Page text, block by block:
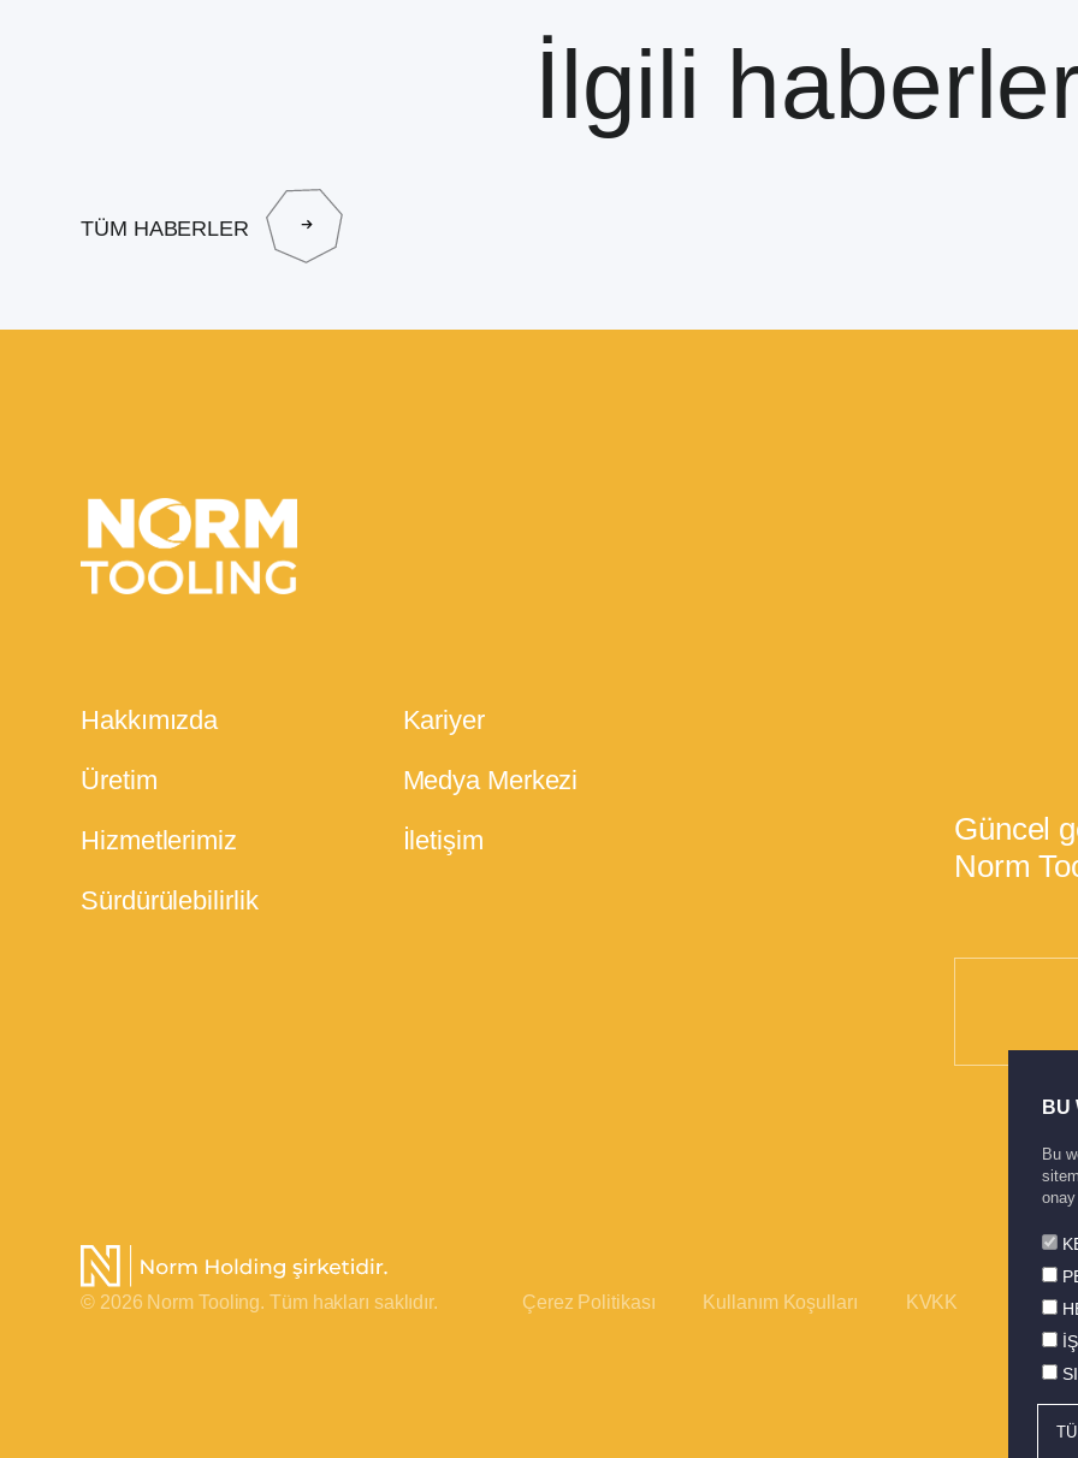
İlgili
TÜM HABERLER
Hakkımızda
Üretim
Hizmetlerimiz
Sürdürülebilirlik
Kariyer
Medya Merkezi
İletişim
Güncel
Norm
© 2026 Norm Tooling. Tüm hakları saklıdır. Çerez Politikası Kullanım Koşulları KVKK
BU
Bu